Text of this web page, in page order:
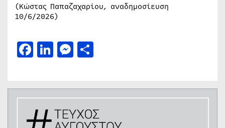
(Κώστας Παπαζαχαρίου, αναδημοσίευση
10/6/2026)
Facebook
LinkedIn
Messenger